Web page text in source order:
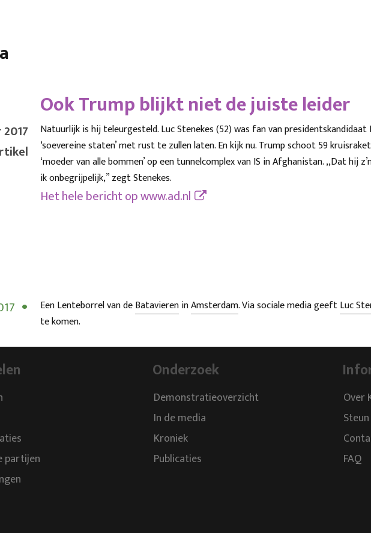
Ook Trump blijkt niet de juiste leider
Natuurlijk is hij teleurgesteld. Luc Stenekes (52) was fan van
‘soevereine staten’ met rust te zullen laten. En kijk nu. Trump schoot 59
‘moeder van alle bommen’ op een tunnelcomplex van IS in Afghanistan. ,,Dat hij
ik onbegrijpelijk,” zegt Stenekes.
Het hele bericht opwww.ad.nl
Een Lenteborrel van deBataviereninAmsterdam. Via sociale media geeftLuc
te komen.
partijen
Onderzoek
Demonstratieoverzicht
In de media
Kroniek
Publicaties
Over
FAQ